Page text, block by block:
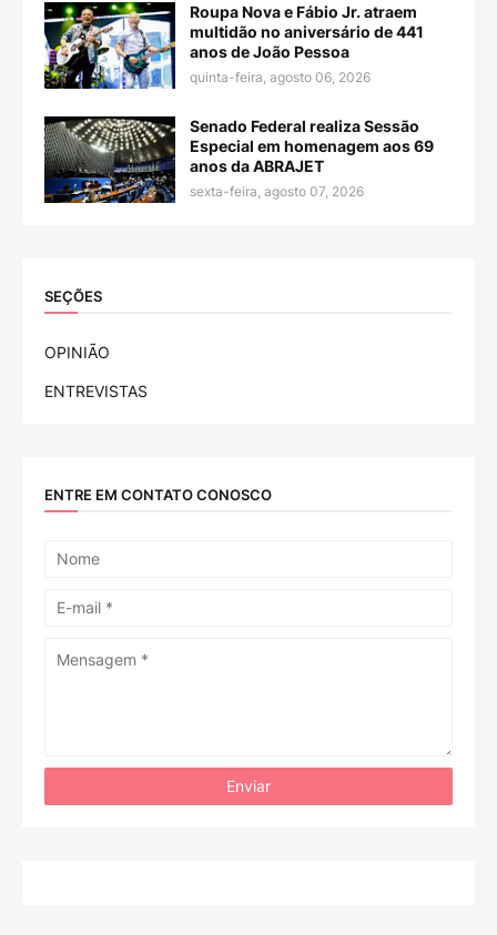
Roupa Nova e Fábio Jr. atraem
multidão no aniversário de 441
anos de João Pessoa
quinta-feira, agosto 06, 2026
Senado Federal realiza Sessão
Especial em homenagem aos 69
anos da ABRAJET
sexta-feira, agosto 07, 2026
SEÇÕES
OPINIÃO
ENTREVISTAS
ENTRE EM CONTATO CONOSCO